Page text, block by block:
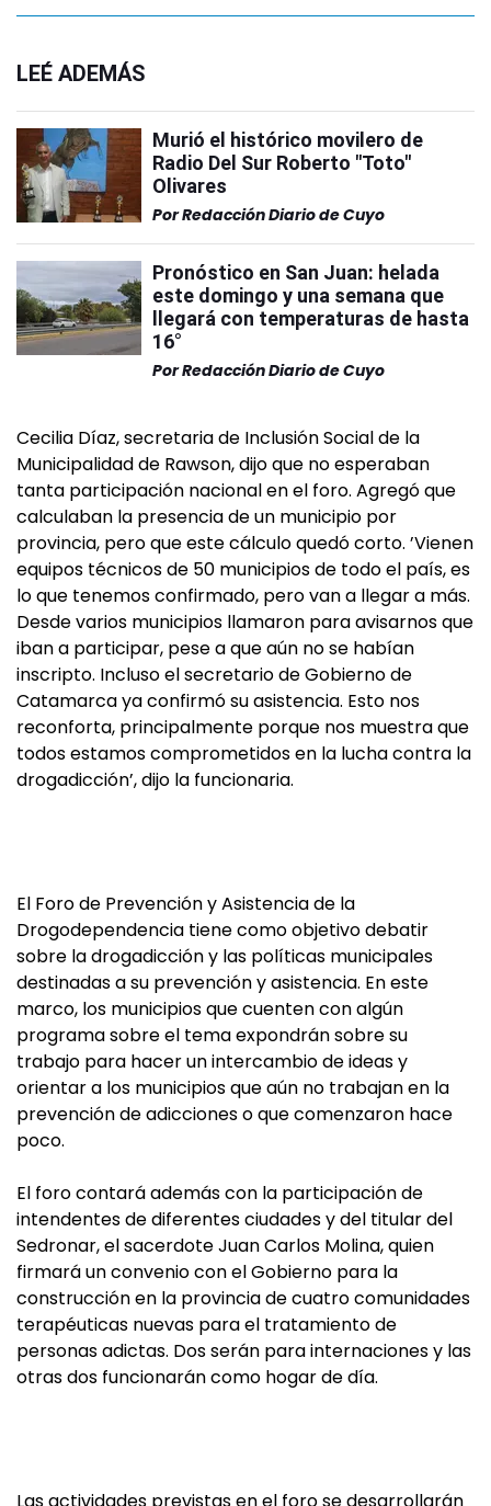
LEÉ ADEMÁS
Murió el histórico movilero de
Radio Del Sur Roberto "Toto"
Olivares
PorRedacción Diario de Cuyo
Pronóstico en San Juan: helada
este domingo y una semana que
llegará con temperaturas de hasta
16°
PorRedacción Diario de Cuyo
Cecilia Díaz, secretaria de Inclusión Social de la
Municipalidad de Rawson, dijo que no esperaban
tanta participación nacional en el foro. Agregó que
calculaban la presencia de un municipio por
provincia, pero que este cálculo quedó corto. ’Vienen
equipos técnicos de 50 municipios de todo el país, es
lo que tenemos confirmado, pero van a llegar a más.
Desde varios municipios llamaron para avisarnos que
iban a participar, pese a que aún no se habían
inscripto. Incluso el secretario de Gobierno de
Catamarca ya confirmó su asistencia. Esto nos
reconforta, principalmente porque nos muestra que
todos estamos comprometidos en la lucha contra la
drogadicción’, dijo la funcionaria.
El Foro de Prevención y Asistencia de la
Drogodependencia tiene como objetivo debatir
sobre la drogadicción y las políticas municipales
destinadas a su prevención y asistencia. En este
marco, los municipios que cuenten con algún
programa sobre el tema expondrán sobre su
trabajo para hacer un intercambio de ideas y
orientar a los municipios que aún no trabajan en la
prevención de adicciones o que comenzaron hace
poco.
El foro contará además con la participación de
intendentes de diferentes ciudades y del titular del
Sedronar, el sacerdote Juan Carlos Molina, quien
firmará un convenio con el Gobierno para la
construcción en la provincia de cuatro comunidades
terapéuticas nuevas para el tratamiento de
personas adictas. Dos serán para internaciones y las
otras dos funcionarán como hogar de día.